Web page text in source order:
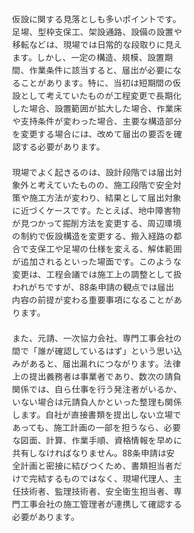
仮設に関する見落としも多いポイントです。
足場、型枠支保工、架設通路、設備の設置や
移転などは、現場では日常的な段取りに見え
ます。しかし、一定の構造、規模、設置期
間、作業条件に該当すると、届出が必要にな
ることがあります。特に、当初は短期間の仮
設として考えていたものが工程変更で長期化
した場合、設置範囲が拡大した場合、作業床
や支持条件が変わった場合、主要な構造部分
を変更する場合には、改めて届出の要否を確
認する必要があります。
現場でよく起きるのは、設計段階では届出対
象外と考えていたものの、施工段階で安全対
策や施工方法が変わり、結果として届出対象
に近づくケースです。たとえば、地中障害物
が見つかって掘削方法を変更する、周辺環境
の制約で仮設構造を変更する、搬入経路の都
合で支保工や足場の仕様を変える、解体範囲
が追加されるといった場面です。このような
変更は、工程会議では施工上の調整として扱
われがちですが、88条申請の観点では届出
内容の前提が変わる重要事項になることがあ
ります。
また、元請、一次協力会社、専門工事会社の
間で「誰が確認しているはず」という思い込
みがあると、届出漏れにつながります。法律
上の提出義務者は事業者であり、数次の請負
関係では、自ら仕事を行う発注者がいるか、
いない場合は元請負人かといった整理も関係
します。自社が直接書類を提出しない立場で
あっても、施工計画の一部を担うなら、必要
な図面、計算、作業手順、資格情報を早めに
共有しなければなりません。88条申請は安
全計画と密接に結びつくため、書類担当者だ
けで完結するものではなく、現場代理人、主
任技術者、監理技術者、安全衛生担当者、専
門工事会社の施工管理者が連携して確認する
必要があります。